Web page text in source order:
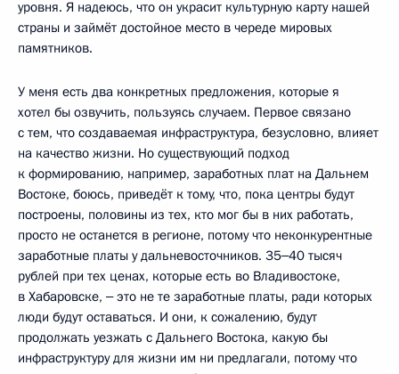
уровня. Я надеюсь, что он украсит культурную карту нашей
страны и займёт достойное место в череде мировых
памятников.
У меня есть два конкретных предложения, которые я
хотел бы озвучить, пользуясь случаем. Первое связано
с тем, что создаваемая инфраструктура, безусловно, влияет
на качество жизни. Но существующий подход
к формированию, например, заработных плат на Дальнем
Востоке, боюсь, приведёт к тому, что, пока центры будут
построены, половины из тех, кто мог бы в них работать,
просто не останется в регионе, потому что неконкурентные
заработные платы у дальневосточников. 35‒40 тысяч
рублей при тех ценах, которые есть во Владивостоке,
в Хабаровске, ‒ это не те заработные платы, ради которых
люди будут оставаться. И они, к сожалению, будут
продолжать уезжать с Дальнего Востока, какую бы
инфраструктуру для жизни им ни предлагали, потому что